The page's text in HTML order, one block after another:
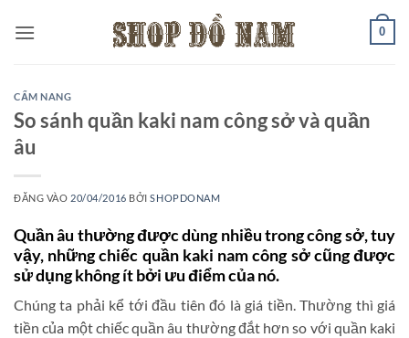
qua
0
CẨM NANG
So sánh quần kaki nam công sở và quần
âu
ĐĂNG VÀO 20/04/2016 BỞISHOPDONAM
Quần âu thường được dùng nhiều trong công sở, tuy
vậy, những chiếc quần kaki nam công sở cũng được
sử dụng không ít bởi ưu điểm của nó.
Chúng ta phải kể tới đầu tiên đó là giá tiền. Thường thì giá
tiền của một chiếc quần âu thường đắt hơn so với quần kaki